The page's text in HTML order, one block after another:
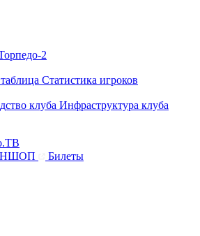
2
Статистика игроков
клуба Инфраструктура клуба
Билеты